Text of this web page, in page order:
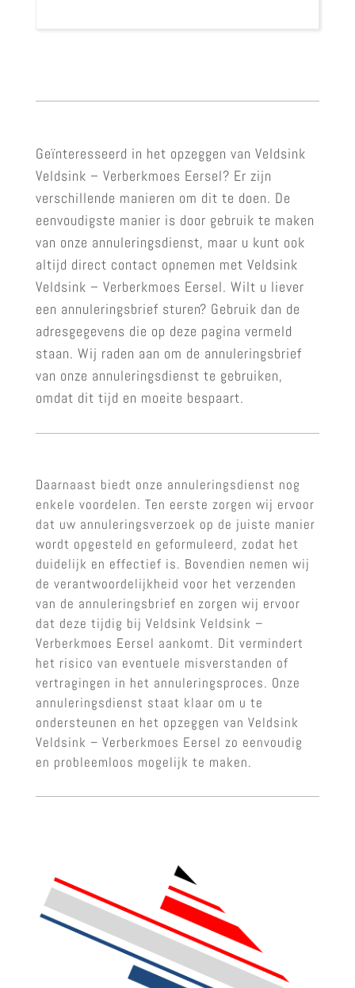
Geïnteresseerd in het opzeggen van Veldsink
Veldsink – Verberkmoes Eersel? Er zijn
verschillende manieren om dit te doen. De
eenvoudigste manier is door gebruik te maken
van onze annuleringsdienst, maar u kunt ook
altijd direct contact opnemen met Veldsink
Veldsink – Verberkmoes Eersel. Wilt u liever
een annuleringsbrief sturen? Gebruik dan de
adresgegevens die op deze pagina vermeld
staan. Wij raden aan om de annuleringsbrief
van onze annuleringsdienst te gebruiken,
omdat dit tijd en moeite bespaart.
Daarnaast biedt onze annuleringsdienst nog
enkele voordelen. Ten eerste zorgen wij ervoor
dat uw annuleringsverzoek op de juiste manier
wordt opgesteld en geformuleerd, zodat het
duidelijk en effectief is. Bovendien nemen wij
de verantwoordelijkheid voor het verzenden
van de annuleringsbrief en zorgen wij ervoor
dat deze tijdig bij Veldsink Veldsink –
Verberkmoes Eersel aankomt. Dit vermindert
het risico van eventuele misverstanden of
vertragingen in het annuleringsproces. Onze
annuleringsdienst staat klaar om u te
ondersteunen en het opzeggen van Veldsink
Veldsink – Verberkmoes Eersel zo eenvoudig
en probleemloos mogelijk te maken.